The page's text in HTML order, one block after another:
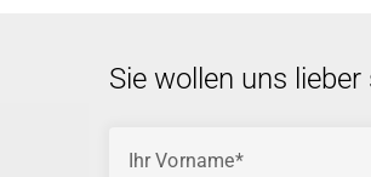
Sie wollen uns
Ihr Vorname